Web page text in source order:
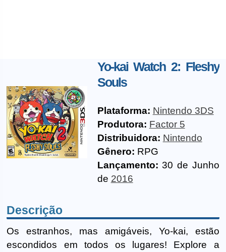
Yo-kai Watch 2: Fleshy
Souls
Plataforma: Nintendo 3DS
Produtora: Factor 5
Distribuidora: Nintendo
Gênero: RPG
Lançamento: 30 de Junho
de 2016
Descrição
Os estranhos, mas amigáveis, Yo-kai, estão
escondidos em todos os lugares! Explore a